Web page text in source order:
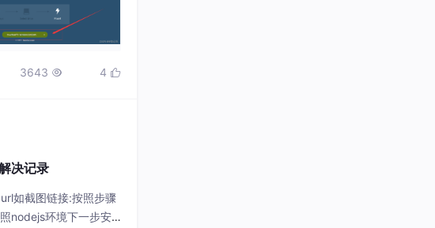
3643  4 
决记录
如截图链接:按照步骤
nodejs环境下一步安